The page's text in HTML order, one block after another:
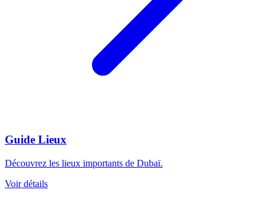
Guide Lieux
Découvrez les lieux importants de Dubaï.
Voir détails